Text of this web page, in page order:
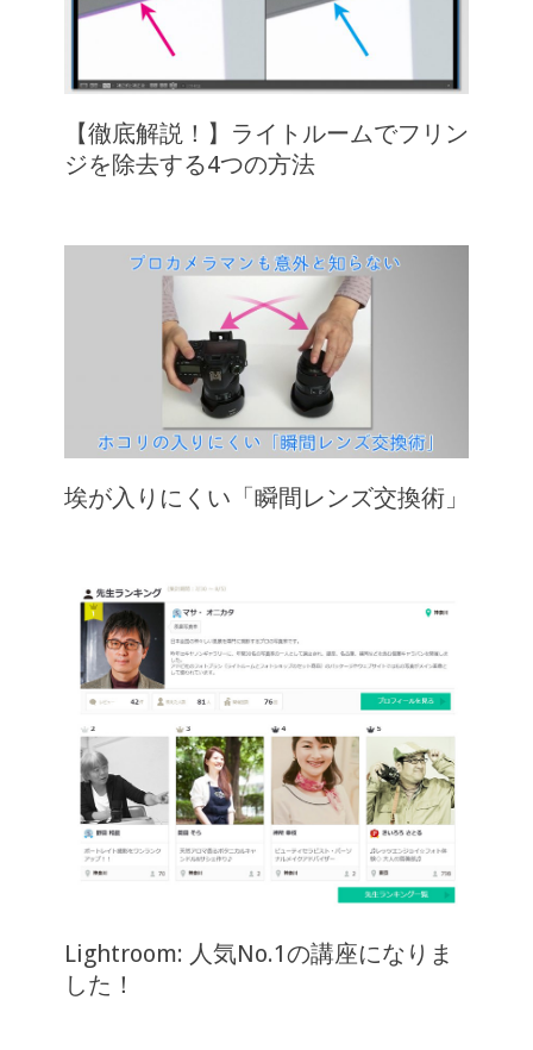
【徹底解説！】ライトルームでフリン
ジを除去する4つの方法
埃が入りにくい「瞬間レンズ交換術」
Lightroom: 人気No.1の講座になりま
した！